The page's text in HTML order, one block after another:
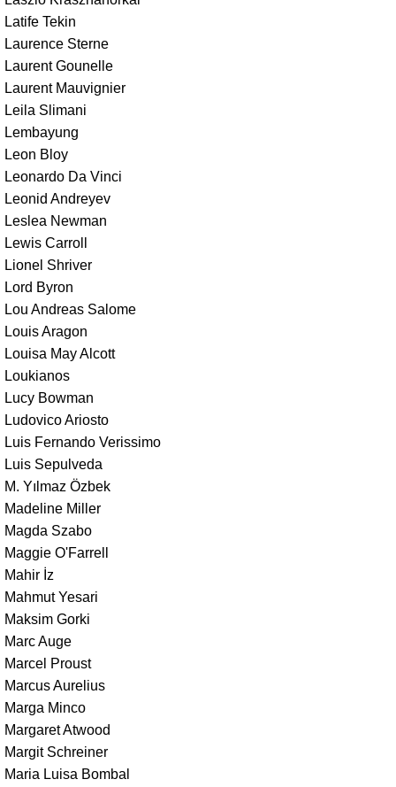
Latife Tekin
Laurence Sterne
Laurent Gounelle
Laurent Mauvignier
Leila Slimani
Lembayung
Leon Bloy
Leonardo Da Vinci
Leonid Andreyev
Leslea Newman
Lewis Carroll
Lionel Shriver
Lord Byron
Lou Andreas Salome
Louis Aragon
Louisa May Alcott
Loukianos
Lucy Bowman
Ludovico Ariosto
Luis Fernando Verissimo
Luis Sepulveda
M. Yılmaz Özbek
Madeline Miller
Magda Szabo
Maggie O'Farrell
Mahir İz
Mahmut Yesari
Maksim Gorki
Marc Auge
Marcel Proust
Marcus Aurelius
Marga Minco
Margaret Atwood
Margit Schreiner
Maria Luisa Bombal